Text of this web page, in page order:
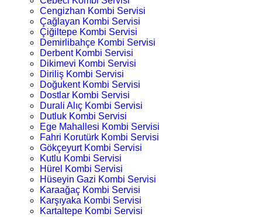
Cengizhan Kombi Servisi
Çağlayan Kombi Servisi
Çiğiltepe Kombi Servisi
Demirlibahçe Kombi Servisi
Derbent Kombi Servisi
Dikimevi Kombi Servisi
Diriliş Kombi Servisi
Doğukent Kombi Servisi
Dostlar Kombi Servisi
Durali Alıç Kombi Servisi
Dutluk Kombi Servisi
Ege Mahallesi Kombi Servisi
Fahri Korutürk Kombi Servisi
Gökçeyurt Kombi Servisi
Kutlu Kombi Servisi
Hürel Kombi Servisi
Hüseyin Gazi Kombi Servisi
Karaağaç Kombi Servisi
Karşıyaka Kombi Servisi
Kartaltepe Kombi Servisi